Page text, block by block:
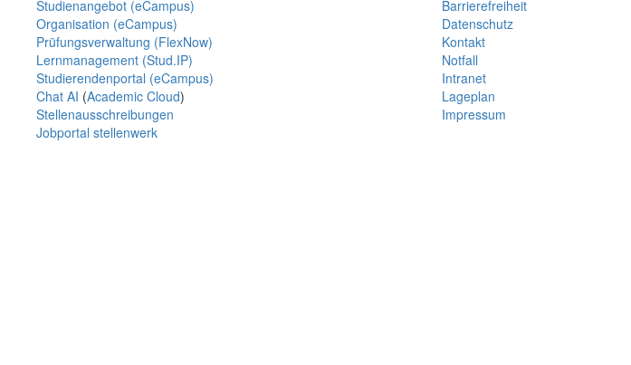
Studienangebot (eCampus)
Organisation (eCampus)
Prüfungsverwaltung (FlexNow)
Lernmanagement (Stud.IP)
Studierendenportal (eCampus)
Chat AI (Academic Cloud)
Stellenausschreibungen
Jobportal stellenwerk
Barrierefreiheit
Datenschutz
Kontakt
Notfall
Intranet
Lageplan
Impressum